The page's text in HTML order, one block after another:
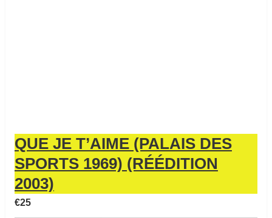
QUE JE T’AIME (PALAIS DES
SPORTS 1969) (RÉÉDITION
2003)
€25